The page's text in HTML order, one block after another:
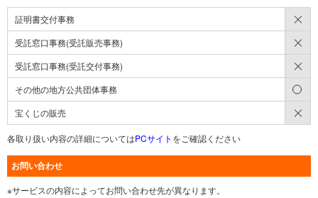
証明書交付事務
受託窓口事務(受託販売事務)
受託窓口事務(受託交付事務)
その他の地方公共団体事務
宝くじの販売
各取り扱い内容の詳細についてはPCサイト をご確認ください
お問い合わせ
※サービスの内容によってお問い合わせ先が異なります。